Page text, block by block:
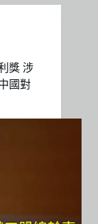
獎 涉
國對